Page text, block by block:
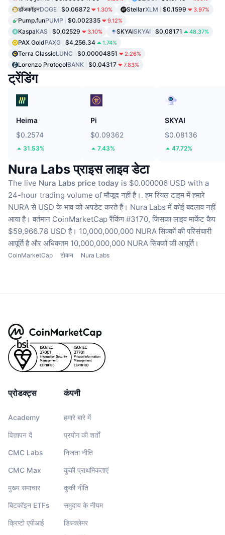
डॉजकॉइनDOGE $0.06872 1.30% StellarXLM $0.1599 3.97%
Pump.funPUMP $0.002335 9.12%
KaspaKAS $0.02529 3.10% SKYAISKYAI $0.08171 48.37%
PAX GoldPAXG $4,256.34 1.74%
Terra ClassicLUNC $0.00004851 2.26%
Lorenzo ProtocolBANK $0.04317 7.83%
ट्रेंडिंग
Heima
$0.2574
31.53%
Pi
$0.09362
7.43%
SKYAI
$0.08136
47.72%
Nura Labs प्राइस लाइव डेटा
The live Nura Labs price today is $0.000006 USD with a
24-hour trading volume of मौजूद नहीं है।. हम रियल टाइम में हमारे
NURA से USD के भाव को अपडेट करते हैं। Nura Labs में कोई बदलाव नहीं
आया है। वर्तमान CoinMarketCap रैंकिंग #3170, जिसका लाइव मार्केट कैप
$59,966.78 USD है। 10,000,000,000 NURA सिक्कों की परिसंचारी
आपूर्ति है और अधिकतम 10,000,000,000 NURA सिक्कों की आपूर्ति।
CoinMarketCap टोकन Nura Labs
प्रोडक्ट्स
Academy
विज्ञापन दें
CMC Labs
CMC Max
मुख्य समाचार
बिटकॉइन ETFs
क्रिप्टो एपीआई
कंपनी
हमारे बारे में
प्रयोग की शर्तों
निजता नीति
कुकी प्राथमिकताएं
कुकी नीति
समुदाय के नीयम
डिस्क्लेमर